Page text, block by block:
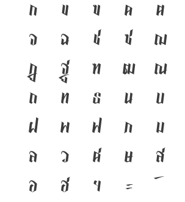
ก ข ฃ ค ฅ
จ
ฉ ช ซ ฌ
ฏ
ฐ ฑ ฒ ณ
ถ
ท ธ น บ
ฝ
พ ฟ ภ ม
ล
ว ศ ษ ส
อ
ฮ ฯ ะ